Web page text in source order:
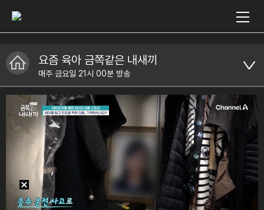
요즘 육아 금쪽같은 내새끼
매주 금요일 21시 00분 방송